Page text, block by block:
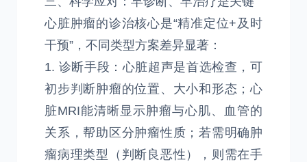
心脏肿瘤的诊治核心是“精准定位+及时
干预”，不同类型方案差异显著：
1. 诊断手段：心脏超声是首选检查，可
初步判断肿瘤的位置、大小和形态；心
脏MRI能清晰显示肿瘤与心肌、血管的
关系，帮助区分肿瘤性质；若需明确肿
瘤病理类型（判断良恶性），则需在手